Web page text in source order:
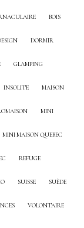
BOIS
DORMIR
GLAMPING
INSOLITE MAISON
MINI
MINI MAISON QUEBEC
REFUGE
SUISSE SUÈDE
VOLONTAIRE